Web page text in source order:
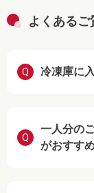
よくあるご
Q 冷凍庫に
Q
一人分の
がおすす